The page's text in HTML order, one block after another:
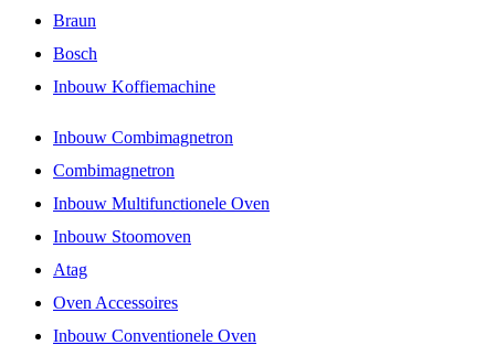
Braun
Bosch
Inbouw Koffiemachine
Inbouw Combimagnetron
Combimagnetron
Inbouw Multifunctionele Oven
Inbouw Stoomoven
Atag
Oven Accessoires
Inbouw Conventionele Oven